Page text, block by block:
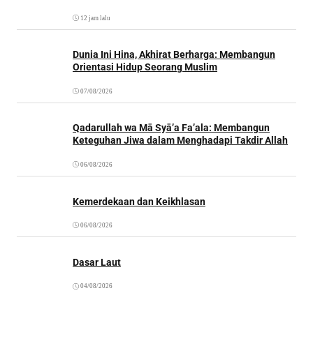
12 jam lalu
Dunia Ini Hina, Akhirat Berharga: Membangun
Orientasi Hidup Seorang Muslim
07/08/2026
Qadarullah wa Mā Syā’a Fa’ala: Membangun
Keteguhan Jiwa dalam Menghadapi Takdir Allah
06/08/2026
Kemerdekaan dan Keikhlasan
06/08/2026
Dasar Laut
04/08/2026